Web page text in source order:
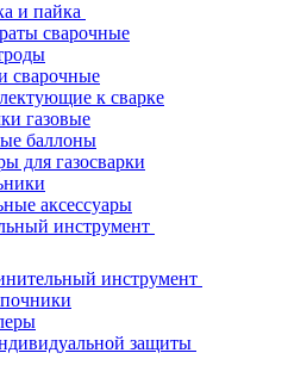
и пайка
сварочные
сварочные
к сварке
газовые
баллоны
для газосварки
аксессуары
инструмент
инструмент
защиты